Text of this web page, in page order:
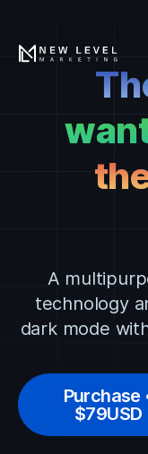
A
technology
dark mode
Purchase
$79USD